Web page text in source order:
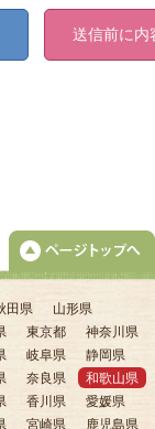
送信前に内
田県
山形県
東京都
神奈川県
岐阜県
静岡県
奈良県
和歌山県
香川県
愛媛県
宮崎県
鹿児島県